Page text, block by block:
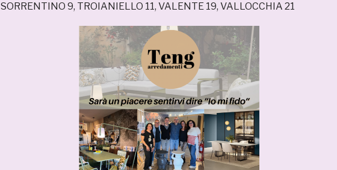
SORRENTINO 9, TROIANIELLO 11, VALENTE 19, VALLOCCHIA 21